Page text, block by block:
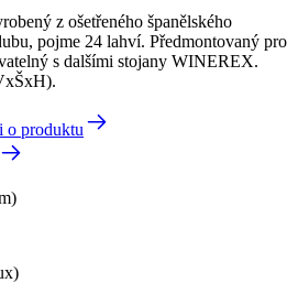
z ošetřeného španělského
pojme 24 lahví. Předmontovaný pro
s dalšími stojany WINEREX.
o produktu